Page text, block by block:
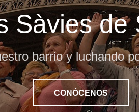
Sàvies de
barrio y luchando
CONÓCENOS